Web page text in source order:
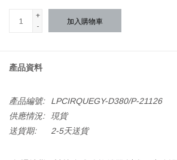
+
-
加入購物車
產品資料
產品編號:
LPCIRQUEGY-D380/P-21126
供應情況:
現貨
送貨期:
2-5天送貨